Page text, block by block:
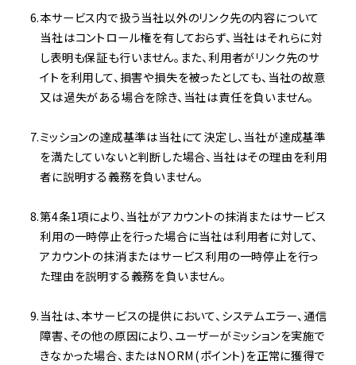
本サービス内で扱う当社以外のリンク先の内容について
当社はコントロール権を有しておらず、当社はそれらに対
し表明も保証も行いません。また、利用者がリンク先のサ
イトを利用して、損害や損失を被ったとしても、当社の故意
又は過失がある場合を除き、当社は責任を負いません。
ミッションの達成基準は当社にて決定し、当社が達成基準
を満たしていないと判断した場合、当社はその理由を利用
者に説明する義務を負いません。
第4条1項により、当社がアカウントの抹消またはサービス
利用の一時停止を行った場合に当社は利用者に対して、
アカウントの抹消またはサービス利用の一時停止を行っ
た理由を説明する義務を負いません。
当社は、本サービスの提供において、システムエラー、通信
障害、その他の原因により、ユーザーがミッションを実施で
きなかった場合、またはNORM(ポイント)を正常に獲得で